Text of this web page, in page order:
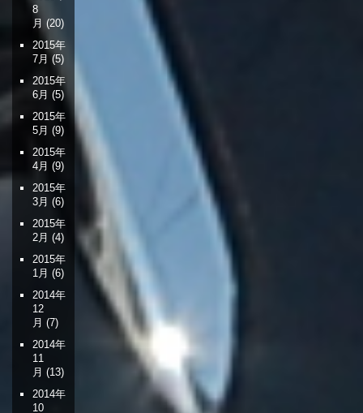
8
月 (20)
2015年
7月 (5)
2015年
6月 (5)
2015年
5月 (9)
2015年
4月 (9)
2015年
3月 (6)
2015年
2月 (4)
2015年
1月 (6)
2014年
12
月 (7)
2014年
11
月 (13)
2014年
10